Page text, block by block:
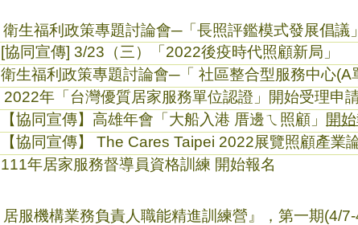
衛生福利政策專題討論會─「長照評鑑模式發展倡議」
[協同宣傳] 3/23（三）「2022後疫時代照顧新局」
衛生福利政策專題討論會─「 社區整合型服務中心
2022年「台灣優質居家服務單位認證」開始受理申
【協同宣傳】高雄年會「大船入港 厝邊ㄟ照顧」 開
【協同宣傳】 The Cares Taipei 2022展覽照顧產業
111年居家服務督導員資格訓練 開始報名
居服機構業務負責人職能精進訓練營』，第一期(4/